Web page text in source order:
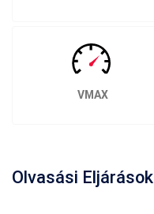
VMAX
Olvasási Eljárások